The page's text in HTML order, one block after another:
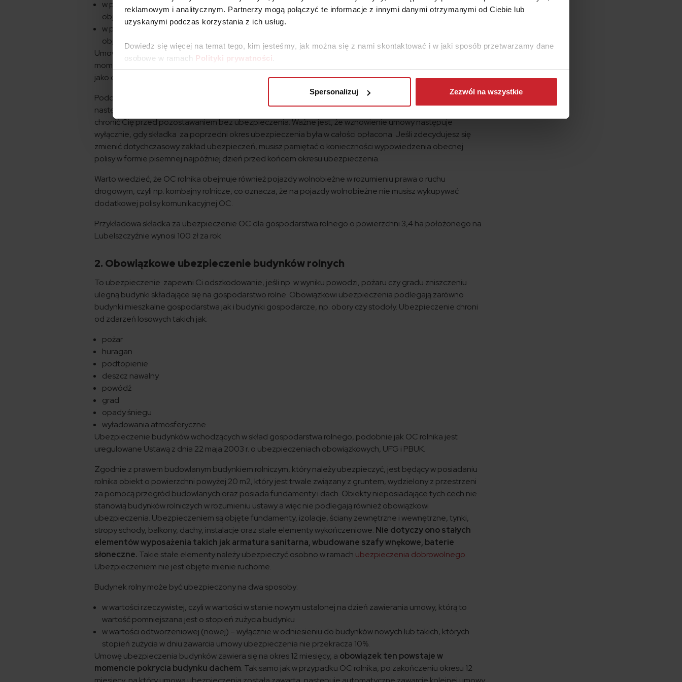
reklamowym i analitycznym. Partnerzy mogą połączyć te informacje z innymi danymi otrzymanymi od Ciebie lub
uzyskanymi podczas korzystania z ich usług.
Dowiedz się więcej na temat tego, kim jesteśmy, jak można się z nami skontaktować i w jaki sposób przetwarzamy dane
osobowe w ramach Polityki prywatności
Spersonalizuj Zezwól na wszystkie
w przypadku szkód na osobie – 5 000 000 euro w odniesieniu do jednego zdarzenia, którego skutki są
objęte ubezpieczeniem bez względu na liczbę poszkodowanych
w przypadku szkód w mieniu – 1 000 000 euro w odniesieniu do jednego zdarzenia, którego skutki są
objęte ubezpieczeniem bez względu na liczbę poszkodowanych
Umowę ubezpieczenia OC rolnika zawiera się na okres 12 miesięcy. Obowiązek ubezpieczenia powstaje w
momencie objęcia gospodarstwa w posiadanie czyli np. zakupu gospodarstwa, odziedziczenia czy przyjęcia
jako darowizny.
Podobnie jak w OC samochodu, tak i w ubezpieczeniu OC rolnika po zakończeniu okresu 12 miesięcy
następuje automatyczne zawarcie nowej umowy na kolejny okres ubezpieczeniowy. Ten mechanizm ma
chronić Cię przed pozostawaniem bez ubezpieczenia. Ważne jest, że wznowienie umowy następuje
wyłącznie, gdy składka za poprzedni okres ubezpieczenia była w całości opłacona. Jeśli zdecydujesz się
zmienić dotychczasowy zakład ubezpieczeń, musisz pamiętać o konieczności wypowiedzenia obecnej
polisy w formie pisemnej najpóźniej dzień przed końcem okresu ubezpieczenia.
Warto wiedzieć, że OC rolnika obejmuje również pojazdy wolnobieżne w rozumieniu prawa o ruchu
drogowym, czyli np. kombajny rolnicze, co oznacza, że na pojazdy wolnobieżne nie musisz wykupywać
dodatkowej polisy komunikacyjnej OC.
Przykładowa składka za ubezpieczenie OC dla gospodarstwa rolnego o powierzchni 3,4 ha położonego na
Lubelszczyźnie wynosi 100 zł za rok.
2. Obowiązkowe ubezpieczenie budynków rolnych
To ubezpieczenie zapewni Ci odszkodowanie, jeśli np. w wyniku powodzi, pożaru czy gradu zniszczeniu
ulegną budynki składające się na gospodarstwo rolne. Obowiązkowi ubezpieczenia podlegają zarówno
budynki mieszkalne gospodarstwa jak i budynki gospodarcze, np. obory czy stodoły. Ubezpieczenie chroni
od zdarzeń losowych takich jak:
pożar
huragan
podtopienie
deszcz nawalny
powódź
grad
opady śniegu
wyładowania atmosferyczne
Ubezpieczenie budynków wchodzących w skład gospodarstwa rolnego, podobnie jak OC rolnika jest
uregulowane Ustawą z dnia 22 maja 2003 r. o ubezpieczeniach obowiązkowych, UFG i PBUK.
Zgodnie z prawem budowlanym budynkiem rolniczym, który należy ubezpieczyć, jest będący w posiadaniu
rolnika obiekt o powierzchni powyżej 20 m2, który jest trwale związany z gruntem, wydzielony z przestrzeni
za pomocą przegród budowlanych oraz posiada fundamenty i dach. Obiekty nieposiadające tych cech nie
stanowią budynków rolniczych w rozumieniu ustawy a więc nie podlegają również obowiązkowi
ubezpieczenia. Ubezpieczeniem są objęte fundamenty, izolacje, ściany zewnętrzne i wewnętrzne, tynki,
stropy schody, balkony, dachy, instalacje oraz stałe elementy wykończeniowe. Nie dotyczy ono stałych
elementów wyposażenia takich jak armatura sanitarna, wbudowane szafy wnękowe, baterie
słoneczne. Takie stałe elementy należy ubezpieczyć osobno w ramach ubezpieczenia dobrowolnego.
Ubezpieczeniem nie jest objęte mienie ruchome.
Budynek rolny może być ubezpieczony na dwa sposoby:
w wartości rzeczywistej, czyli w wartości w stanie nowym ustalonej na dzień zawierania umowy, którą to
wartość pomniejszana jest o stopień zużycia budynku
w wartości odtworzeniowej (nowej) – wyłącznie w odniesieniu do budynków nowych lub takich, których
stopień zużycia w dniu zawarcia umowy ubezpieczenia nie przekracza 10%.
Umowę ubezpieczenia budynków zawiera się na okres 12 miesięcy, a obowiązek ten powstaje w
momencie pokrycia budynku dachem. Tak samo jak w przypadku OC rolnika, po zakończeniu okresu 12